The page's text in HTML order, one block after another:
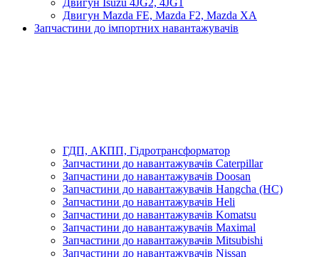
Двигун Isuzu 4JG2, 4JG1
Двигун Mazda FE, Mazda F2, Mazda XA
Запчастини до імпортних навантажувачів
ГДП, АКПП, Гідротрансформатор
Запчастини до навантажувачів Caterpillar
Запчастини до навантажувачів Doosan
Запчастини до навантажувачів Hangcha (HC)
Запчастини до навантажувачів Heli
Запчастини до навантажувачів Komatsu
Запчастини до навантажувачів Maximal
Запчастини до навантажувачів Mitsubishi
Запчастини до навантажувачів Nissan